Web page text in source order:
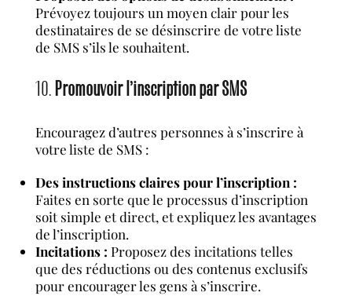
Prévoyez toujours un moyen clair pour les
destinataires de se désinscrire de votre liste
de SMS s’ils le souhaitent.
10. Promouvoir l’inscription par SMS
Encouragez d’autres personnes à s’inscrire à
votre liste de SMS :
Des instructions claires pour l’inscription :
Faites en sorte que le processus d’inscription
soit simple et direct, et expliquez les avantages
de l’inscription.
Incitations : Proposez des incitations telles
que des réductions ou des contenus exclusifs
pour encourager les gens à s’inscrire.